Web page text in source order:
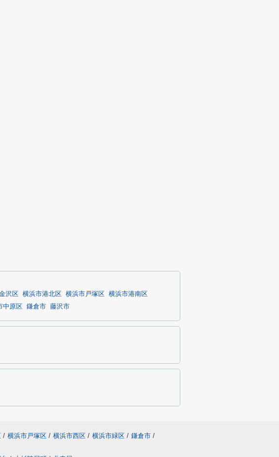
沢区 横浜市港北区 横浜市戸塚区
横浜市港南区
中原区 鎌倉市 藤沢市
/ 横浜市戸塚区 / 横浜市西区 / 横浜市緑区 / 鎌倉市 /